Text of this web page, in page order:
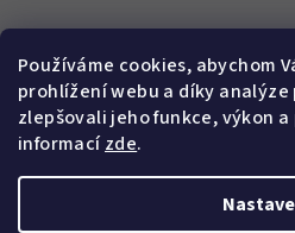
Používáme cookies, abychom
prohlížení webu a díky
zlepšovali jeho funkce, výkon
informacízde.